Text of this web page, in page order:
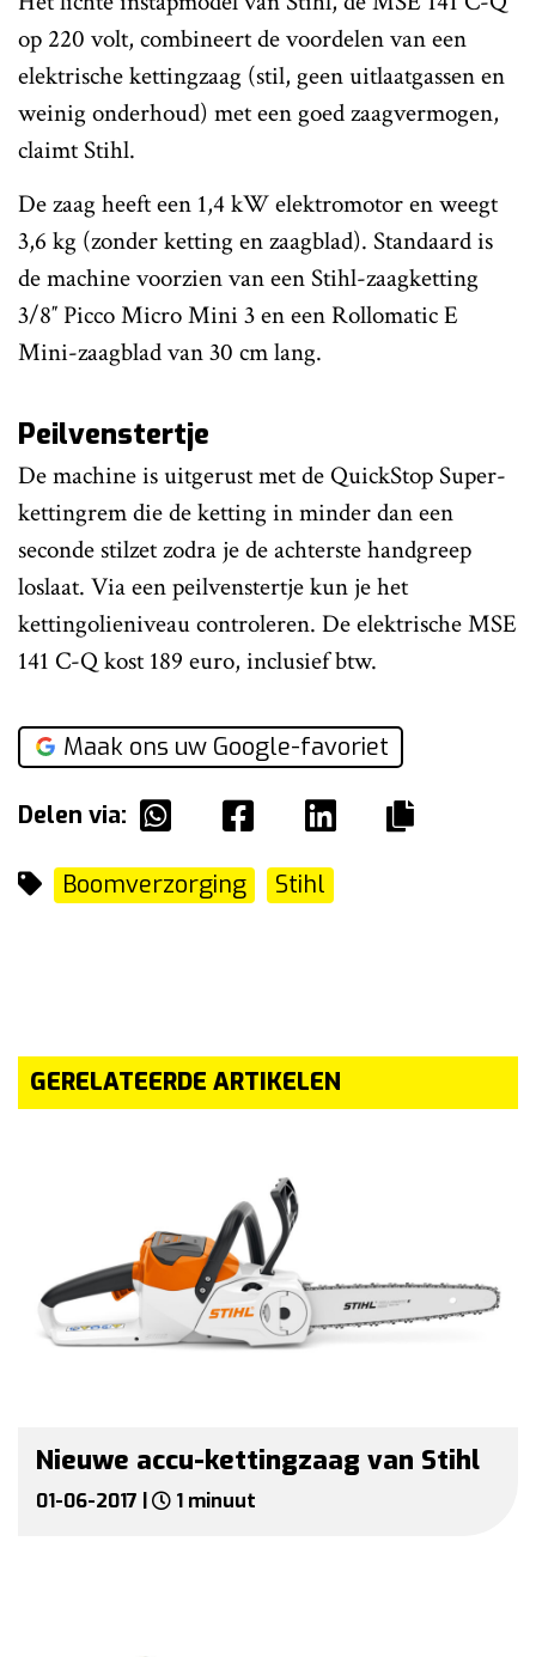
op 220 volt, combineert de voordelen van een
elektrische kettingzaag (stil, geen uitlaatgassen en
weinig onderhoud) met een goed zaagvermogen,
claimt Stihl.
De zaag heeft een 1,4 kW elektromotor en weegt
3,6 kg (zonder ketting en zaagblad). Standaard is
de machine voorzien van een Stihl-zaagketting
3/8″ Picco Micro Mini 3 en een Rollomatic E
Mini-zaagblad van 30 cm lang.
Peilvenstertje
De machine is uitgerust met de QuickStop Super-
kettingrem die de ketting in minder dan een
seconde stilzet zodra je de achterste handgreep
loslaat. Via een peilvenstertje kun je het
kettingolieniveau controleren. De elektrische MSE
141 C-Q kost 189 euro, inclusief btw.
Maak ons uw Google-favoriet
Delen via:
Boomverzorging Stihl
GERELATEERDE ARTIKELEN
Nieuwe accu-kettingzaag van Stihl
01-06-2017 | 1 minuut